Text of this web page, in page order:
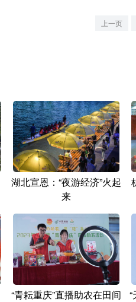
上一页
湖北宣恩：“夜游经济”火起
来
“青耘重庆”直播助农在田间